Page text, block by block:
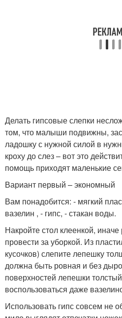
Делать гипсовые слепки
том, что малыши подвижны,
ладошку с нужной силой в
кроху до слез – вот это
помощь приходят маленькие
Вариант первый – экономный
Вам понадобится: - мягкий
вазелин , - гипс, - стакан воды.
Накройте стол клеенкой, иначе
провести за уборкой. Из
кусочков) слепите лепешку
должна быть ровная и без
поверхностей лепешки
воспользоваться даже
Использовать гипс совсем не